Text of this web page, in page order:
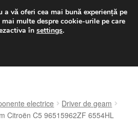
lei
4 p.m.031 229 6816
electrice
Driver de geam
Citroën C5 96515962ZF 6554HL
vă oferi cea mai bună experiență pe
multe despre cookie-urile pe care
în settings.